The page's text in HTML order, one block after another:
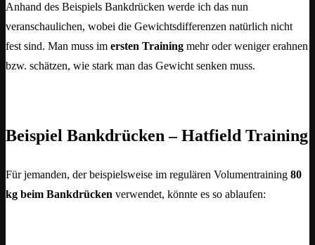
Anhand des Beispiels Bankdrücken werde ich das nun
veranschaulichen, wobei die Gewichtsdifferenzen natürlich nicht
fest sind. Man muss im ersten Training mehr oder weniger erahnen
bzw. schätzen, wie stark man das Gewicht senken muss.
Beispiel Bankdrücken – Hatfield Training
Für jemanden, der beispielsweise im regulären Volumentraining 80
kg beim Bankdrücken verwendet, könnte es so ablaufen: